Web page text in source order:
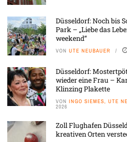
Düsseldorf: Noch bis
Park – „Liebe das
weekend“
VON UTE NEUBAUER
Düsseldorf:
wieder eine Frau –
Klinzing Plakette
VON INGO SIEMES, UTE
2026
Zoll Flughafen
kreativen Orten